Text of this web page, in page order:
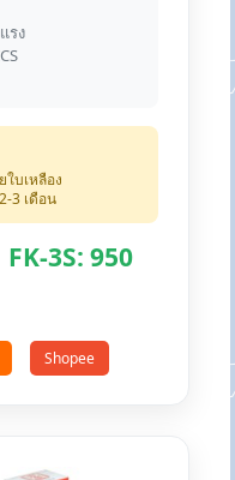
รง
ใบเหลือง
3 เดือน
3S: 950
Shopee